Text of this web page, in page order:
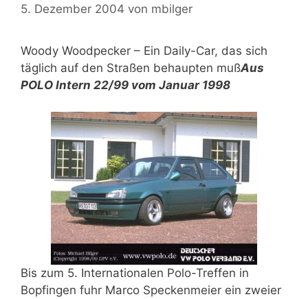
5. Dezember 2004 von mbilger
Woody Woodpecker – Ein Daily-Car, das sich
täglich auf den Straßen behaupten mußAus
POLO Intern 22/99 vom Januar 1998
Bis zum 5. Internationalen Polo-Treffen in
Bopfingen fuhr Marco Speckenmeier ein zweier